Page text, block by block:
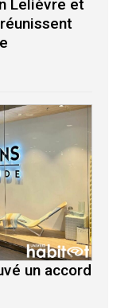
Lelièvre et
un accord